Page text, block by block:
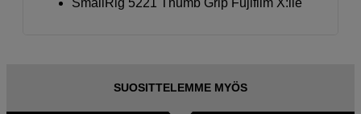
SmallRig 5221 Thumb Grip Fujifilm X:lle
SUOSITTELEMME MYÖS